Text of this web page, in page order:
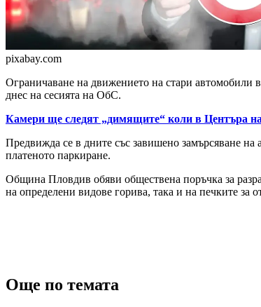
pixabay.com
Ограничаване на движението на стари автомобили
днес на сесията на ОбС.
Камери ще следят „димящите“ коли в Центъра
Предвижда се в дните със завишено замърсяване на
платеното паркиране.
Община Пловдив обяви обществена поръчка за
на определени видове горива, така и на печките за
Още по темата